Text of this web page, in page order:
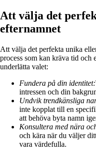
Att välja det
efternamnet
Att välja det perfekta unika
process som kan kräva tid och
underlätta valet:
Fundera på din identitet:
intressen och din
Undvik trendkänsliga
inte kopplat till en
att behöva byta namn
Konsultera med nära
och kära när du väljer
vara värdefulla.